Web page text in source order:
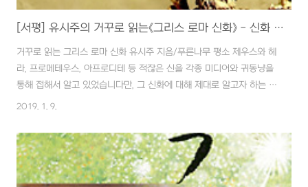
[서평] 유시주의 거꾸로 읽는《그리스 로마 신화》 - 신화 속에서 인간 찾기
거꾸로 읽는 그리스 로마 신화 유시주 지음/푸른나무 평소 제우스와 헤
라, 프로메테우스, 아프로디테 등 적잖은 신을 각종 미디어와 귀동냥을
통해 접해서 알고 있었습니다만, 그 신화에 대해 제대로 알고자 하는 노
력은 부족했습니다. 신들의 수가 너무 많고 이름 또한 비슷비슷해서 혹
번이나 집어 들었다가 놓기를 반복하다 기존의 신화 책들과는 다르다는
취지의 제법 후한 평의 소갯글을 읽고 바로 구해서 읽게 되었습니다. 덕
분에 일주일에 걸쳐 올림포스 신들과 만나는 재미에 푹 빠지게 되었습
니다. 작가 유시주는 중고교 때 '자유 교양 읽기'의 필독서인 그리스 로
2019. 1. 9.